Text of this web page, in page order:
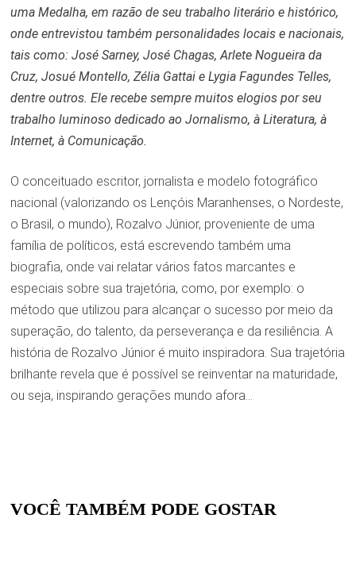
uma Medalha, em razão de seu trabalho literário e histórico,
onde entrevistou também personalidades locais e nacionais,
tais como: José Sarney, José Chagas, Arlete Nogueira da
Cruz, Josué Montello, Zélia Gattai e Lygia Fagundes Telles,
dentre outros. Ele recebe sempre muitos elogios por seu
trabalho luminoso dedicado ao Jornalismo, à Literatura, à
Internet, à Comunicação.
O conceituado escritor, jornalista e modelo fotográfico
nacional (valorizando os Lençóis Maranhenses, o Nordeste,
o Brasil, o mundo), Rozalvo Júnior, proveniente de uma
família de políticos, está escrevendo também uma
biografia, onde vai relatar vários fatos marcantes e
especiais sobre sua trajetória, como, por exemplo: o
método que utilizou para alcançar o sucesso por meio da
superação, do talento, da perseverança e da resiliência. A
história de Rozalvo Júnior é muito inspiradora. Sua trajetória
brilhante revela que é possível se reinventar na maturidade,
ou seja, inspirando gerações mundo afora…
VOCÊ TAMBÉM PODE GOSTAR